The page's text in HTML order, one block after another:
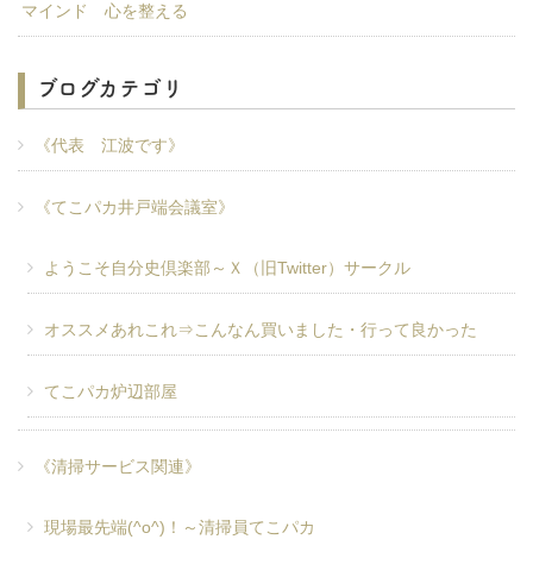
マインド 心を整える
ブログカテゴリ
《代表 江波です》
《てこパカ井戸端会議室》
ようこそ自分史倶楽部～Ｘ（旧Twitter）サークル
オススメあれこれ⇒こんなん買いました・行って良かった
てこパカ炉辺部屋
《清掃サービス関連》
現場最先端(^o^)！～清掃員てこパカ